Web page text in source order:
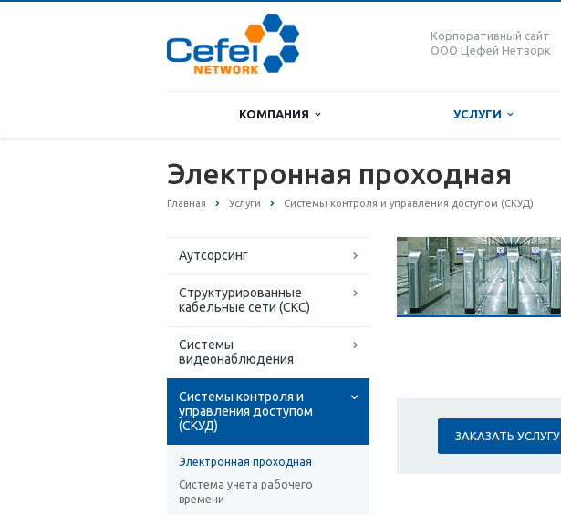
Корпоративный сайт
ООО Цефей Нетворк
КОМПАНИЯ УСЛУГИ
Электронная проходная
Главная Услуги Системы контроля и управления доступом (СКУД)
Аутсорсинг
Структурированные
кабельные сети (СКС)
Системы
видеонаблюдения
Системы контроля и
управления доступом
(СКУД)
Электронная проходная
Система учета рабочего
времени
ЗАКАЗАТЬ УСЛУГУ